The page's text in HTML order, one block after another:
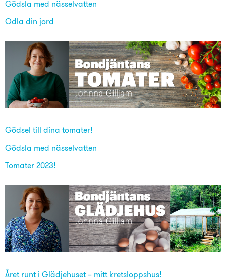
Gödsla med nässelvatten
Odla din jord
Gödsel till dina tomater!
Gödsla med nässelvatten
Tomater 2023!
Året runt i Glädjehuset – mitt kretsloppshus!